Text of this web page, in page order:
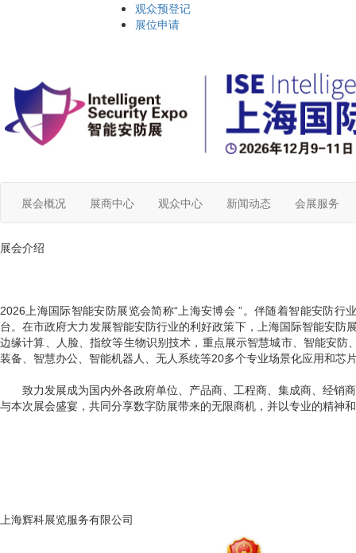
观众预登记
展位申请
展会概况 展商中心 观众中心 新闻动态 会展服务
展会介绍
2026上海国际智能安防展览会简称“上海安博会 ”。伴随着智能安防
台。在市政府大力发展智能安防行业的利好政策下，
上海国际智能安防
边缘计算、人脸、指纹等生物识别技术，重点展示智慧城市、智能安防
装备、智慧办公、智能机器人、无人系统等20多个专业场景化应用和芯
致力发展成为国内外各政府单位、产品商、工程商、集成商、经销
与本次展会盛宴，共同分享数字防展带来的无限商机，并以专业的精神
上海辉科展览服务有限公司